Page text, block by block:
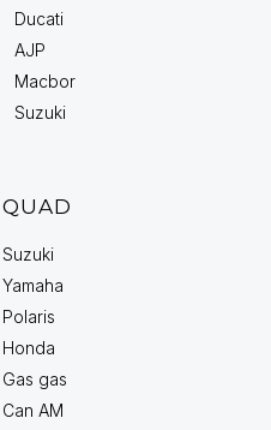
Ducati
AJP
Macbor
Suzuki
QUAD
Suzuki
Yamaha
Polaris
Honda
Gas gas
Can AM